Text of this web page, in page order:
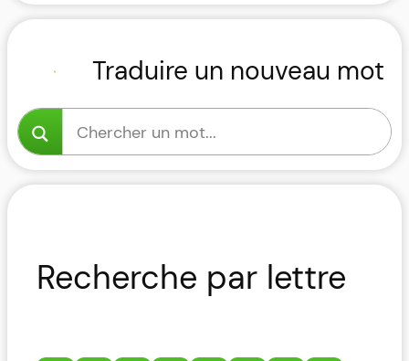
Traduire un nouveau mot
Recherche par lettre